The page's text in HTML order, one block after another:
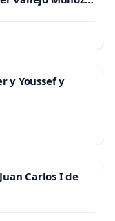
y Youssef y
Carlos I de